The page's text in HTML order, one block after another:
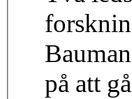
på att